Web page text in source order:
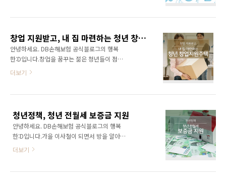
터는 청년을 채용한 중소기업에게 장려금을 지
요. 청년추가고용장려금은 청년 추가 채용 1명당
..청년구직활동지원금을 지급합니다. 청년구직활
동지원금은 졸업 및 중퇴 후 2년 이내의 미취업
자, 기준중위소득 120% 이하의 청년일 때 신청
할 수 있으며, 월 50만 원을 최대 6개월까지 1회
원금 지급이 중단되지만 3개월 근속 시에는 성공
입범위 확대 2019년 최저임금 시급은 8,350원
인데요. 월 ..
창업 지원받고, 내 집 마련하는 청년 창업지원주택
안녕하세요. DB손해보험 공식블로그의 행복
한:D입니다.창업을 꿈꾸는 젊은 청년들이 점점
많아지고 있습니다. 이에 따라 청년창업자들에
꿈에 한 걸음 더 가까워질 수 있는 ‘창업지원주
택’에 대해서 자세히 알아보겠습니다. 청년 창업
지원주택이란? 창업에 대한 국가 지원이 다양하
게 이뤄지면서 ‘창업지원주택’이라는 제도가 생
지원주택은 주변 시세보다 70% 이상 저렴한 가
더보기
청년정책, 청년 전월세 보증금 지원
안녕하세요. DB손해보험 공식블로그의 행복
한:D입니다.가을 이사철이 되면서 방을 알아보
는 청년들이 많은 것 같은데요. 혹시 ‘청년 전월
더보기